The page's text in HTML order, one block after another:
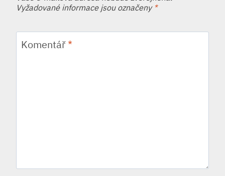
Vyžadované informace jsou označeny *
Komentář*